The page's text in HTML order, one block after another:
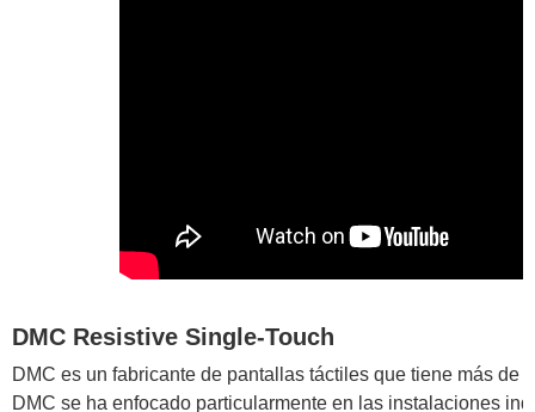
DMC Resistive Single-Touch
DMC es un fabricante de pantallas táctiles que tiene más de
DMC se ha enfocado particularmente en las instalaciones